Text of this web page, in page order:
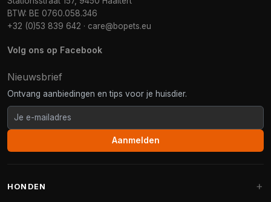
BTW: BE 0760.058.346
+32 (0)53 839 642 · care@bopets.eu
Volg ons op Facebook
Nieuwsbrief
Ontvang aanbiedingen en tips voor je huisdier.
Aanmelden
HONDEN